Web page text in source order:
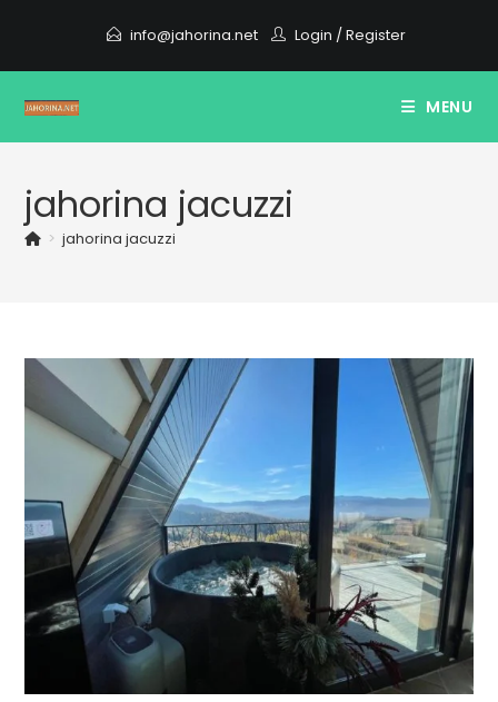
content
info@jahorina.net Login /Register
MENU
jahorina jacuzzi
> jahorina jacuzzi